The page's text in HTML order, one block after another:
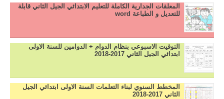
المعلقات الجدارية الكاملة للتعليم الابتدائي الجيل الثاني قابلة
للتعديل و الطباعة word
التوقيت الاسبوعي بنظام الدوام + الدوامين للسنة الاولى
ابتدائي الجيل الثاني 2017-2018
المخطط السنوي لبناء التعلمات السنة الاولى ابتدائي الجيل
الثاني 2017-2018